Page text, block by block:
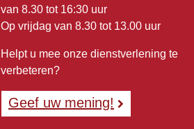
van 8.30 tot 16:30 uur
Op vrijdag van 8.30 tot 13.00 uur
Helpt u mee onze dienstverlening te
verbeteren?
Geef uw mening!